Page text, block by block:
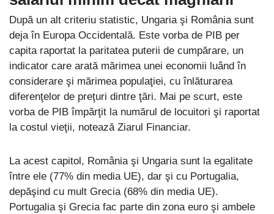
După un alt criteriu statistic, Ungaria şi România sunt
deja în Europa Occidentală. Este vorba de PIB per
capita raportat la paritatea puterii de cumpărare, un
indicator care arată mărimea unei economii luând în
considerare şi mărimea populaţiei, cu înlăturarea
diferenţelor de preţuri dintre ţări. Mai pe scurt, este
vorba de PIB împărţit la numărul de locuitori şi raportat
la costul vieţii, notează Ziarul Financiar.
La acest capitol, România şi Ungaria sunt la egalitate
între ele (77% din media UE), dar şi cu Portugalia,
depăşind cu mult Grecia (68% din media UE).
Portugalia şi Grecia fac parte din zona euro şi ambele